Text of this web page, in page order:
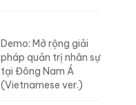
Demo: Mở rộng giải
pháp quản trị nhân sự
tại Đông Nam Á
(Vietnamese ver.)